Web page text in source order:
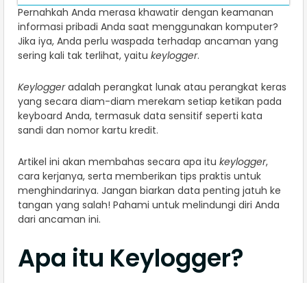
Pernahkah Anda merasa khawatir dengan keamanan
informasi pribadi Anda saat menggunakan komputer?
Jika iya, Anda perlu waspada terhadap ancaman yang
sering kali tak terlihat, yaitu keylogger.
Keyloggeradalah perangkat lunak atau perangkat keras
yang secara diam-diam merekam setiap ketikan pada
keyboard Anda, termasuk data sensitif seperti kata
sandi dan nomor kartu kredit.
Artikel ini akan membahas secara apa itu keylogger,
cara kerjanya, serta memberikan tips praktis untuk
menghindarinya. Jangan biarkan data penting jatuh ke
tangan yang salah! Pahami untuk melindungi diri Anda
dari ancaman ini.
Apa itu Keylogger?